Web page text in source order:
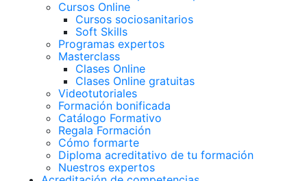
Cursos Online
Cursos sociosanitarios
Soft Skills
Programas expertos
Masterclass
Clases Online
Clases Online gratuitas
Videotutoriales
Formación bonificada
Catálogo Formativo
Regala Formación
Cómo formarte
Diploma acreditativo de tu formación
Nuestros expertos